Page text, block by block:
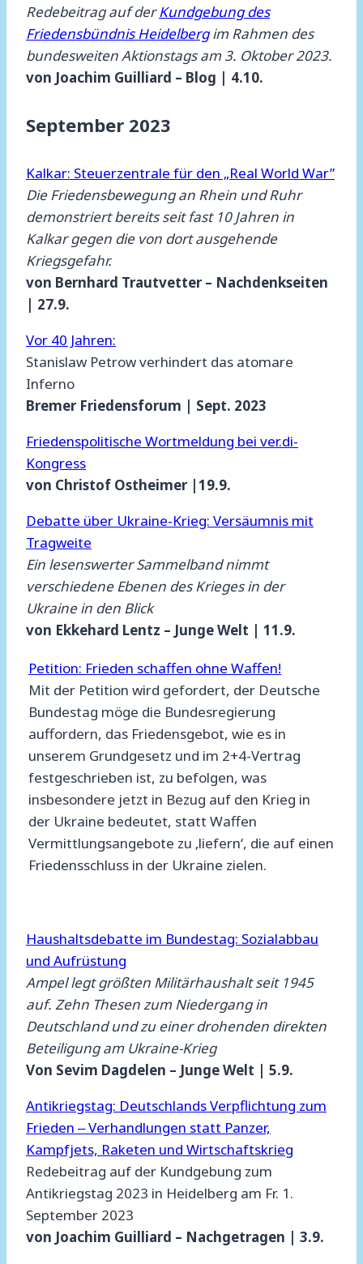
Redebeitrag auf derKundgebung des
Friedensbündnis Heidelbergim Rahmen des
bundesweiten Aktionstags am 3. Oktober 2023.
von Joachim Guilliard – Blog | 4.10.
September 2023
Kalkar: Steuerzentrale für den „Real World War”
Die Friedensbewegung an Rhein und Ruhr
demonstriert bereits seit fast 10 Jahren in
Kalkar gegen die von dort ausgehende
Kriegsgefahr.
von Bernhard Trautvetter – Nachdenkseiten
| 27.9.
Vor 40 Jahren:
Stanislaw Petrow verhindert das atomare
Inferno
Bremer Friedensforum | Sept. 2023
Friedenspolitische Wortmeldung bei ver.di-
Kongress
von Christof Ostheimer |19.9.
Debatte über Ukraine-Krieg: Versäumnis mit
Tragweite
Ein lesenswerter Sammelband nimmt
verschiedene Ebenen des Krieges in der
Ukraine in den Blick
von Ekkehard Lentz – Junge Welt | 11.9.
Petition: Frieden schaffen ohne Waffen!
Mit der Petition wird gefordert, der Deutsche
Bundestag möge die Bundesregierung
auffordern, das Friedensgebot, wie es in
unserem Grundgesetz und im 2+4-Vertrag
festgeschrieben ist, zu befolgen, was
insbesondere jetzt in Bezug auf den Krieg in
der Ukraine bedeutet, statt Waffen
Vermittlungsangebote zu ‚liefern‘, die auf einen
Friedensschluss in der Ukraine zielen.
Haushaltsdebatte im Bundestag: Sozialabbau
und Aufrüstung
Ampel legt größten Militärhaushalt seit 1945
auf. Zehn Thesen zum Niedergang in
Deutschland und zu einer drohenden direkten
Beteiligung am Ukraine-Krieg
Von Sevim Dagdelen – Junge Welt | 5.9.
Antikriegstag: Deutschlands Verpflichtung zum
Frieden ‒ Verhandlungen statt Panzer,
Kampfjets, Raketen und Wirtschaftskrieg
Redebeitrag auf der Kundgebung zum
Antikriegstag 2023 in Heidelberg am Fr. 1.
September 2023
von Joachim Guilliard – Nachgetragen | 3.9.